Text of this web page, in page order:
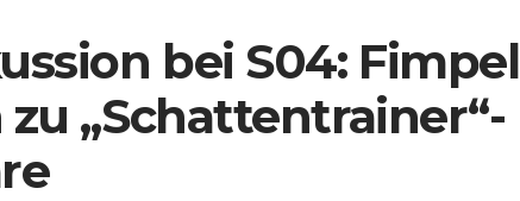
bei S04: Fimpel
„Schattentrainer“-